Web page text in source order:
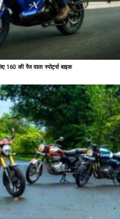
160 की रेंज वाला स्पोर्ट्स बाइक